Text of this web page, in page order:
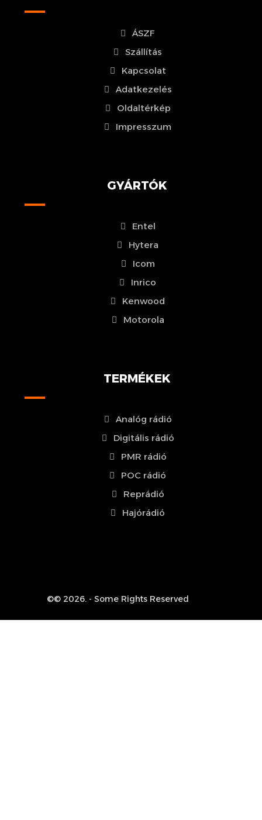
ÁSZF
Szállítás
Kapcsolat
Adatkezelés
Oldaltérkép
Impresszum
GYÁRTÓK
Entel
Hytera
Icom
Inrico
Kenwood
Motorola
TERMÉKEK
Analóg rádió
Digitális rádió
PMR rádió
POC rádió
Reprádió
Hajórádió
©© 2026. - Some Rights Reserved